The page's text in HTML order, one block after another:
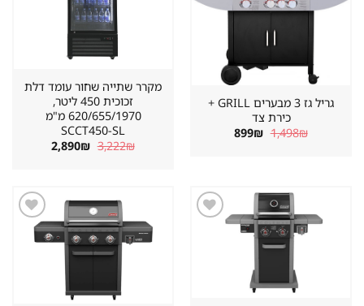
גריל גז 3 מבערים GRILL +
כירת צד
1,498₪ המחיר
899₪ המחיר
מקרר שתייה שחור עומד דלת
זכוכית 450 ליטר,
620/655/1970 מ"מ
SCCT450-SL
3,222₪ המחיר
המקורי
2,890₪ המחיר
הנוכחי
שמור
מוצר